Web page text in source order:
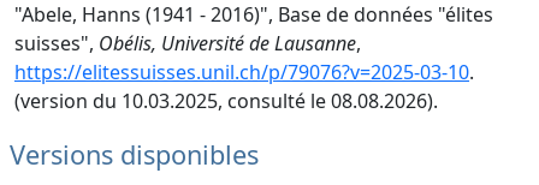
"Abele, Hanns (1941 - 2016)", Base de données "élites
suisses", Obélis, Université de Lausanne,
https://elitessuisses.unil.ch/p/79076?v=2025-03-10.
(version du 10.03.2025, consulté le 08.08.2026).
Versions disponibles